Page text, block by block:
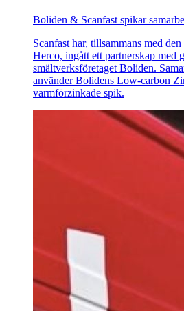
Boliden & Scanfast spikar
Scanfast har, tillsammans med
Herco, ingått ett partnerskap med
smältverksföretaget Boliden.
använder Bolidens Low-carbon
varmförzinkade spik.